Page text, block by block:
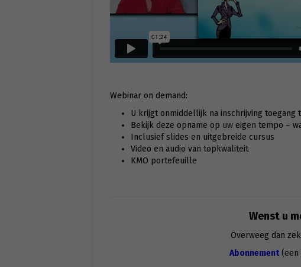
Webinar on demand:
U krijgt onmiddellijk na inschrijving toegang
Bekijk deze opname op uw eigen tempo –
Inclusief slides en uitgebreide cursus
Video en audio van topkwaliteit
KMO portefeuille
Wenst u
Overweeg dan
Abonnement(een